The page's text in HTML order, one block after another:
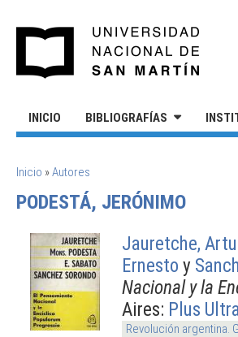
INICIO BIBLIOGRAFÍAS
SE ENCUENTRA USTED AQUÍ
Inicio »Autores
PODESTÁ, JERÓNIMO
Jauretche,
Ernesto y
Nacional y la
Aires: Plus
Revolución argentina.